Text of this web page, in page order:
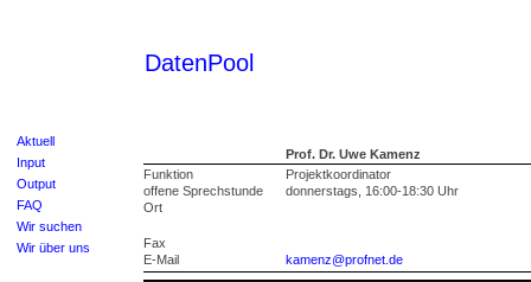
DatenPool
Aktuell
Input
Output
FAQ
Wir suchen
Wir über uns
Prof. Dr. Uwe Kamenz
Funktion
Projektkoordinator
offene Sprechstunde
donnerstags, 16:00-18:30 Uhr
Ort
Fax
E-Mail
kamenz@profnet.de